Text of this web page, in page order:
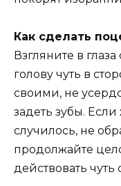
Как сделать
Взгляните в
голову чуть в
своими, не
задеть зубы.
случилось, не
продолжайте
действовать чуть